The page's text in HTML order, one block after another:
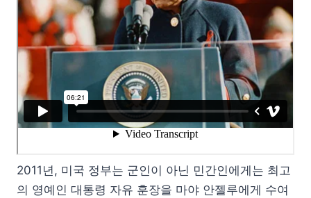
2011년, 미국 정부는 군인이 아닌 민간인에게는 최고
의 영예인 대통령 자유 훈장을 마야 안젤루에게 수여